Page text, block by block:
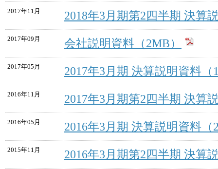
2017年11月 2018年3月期第2四半期 決算
2017年09月 会社説明資料（2MB）
2017年05月 2017年3月期 決算説明資料（
2016年11月 2017年3月期第2四半期 決算
2016年05月 2016年3月期 決算説明資料（
2015年11月 2016年3月期第2四半期 決算